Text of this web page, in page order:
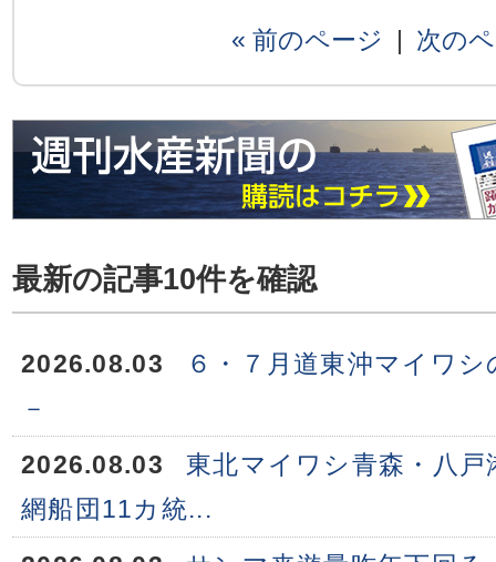
« 前のページ | 次の
最新の記事10件を確認
2026.08.03
６・７月道東沖マイワ
－
2026.08.03
東北マイワシ青森・八
網船団11カ統...